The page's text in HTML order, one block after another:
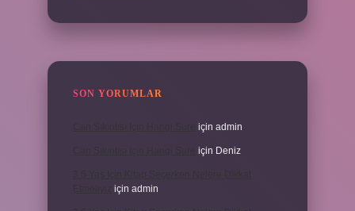
SON YORUMLAR
için admin
için Deniz
için admin